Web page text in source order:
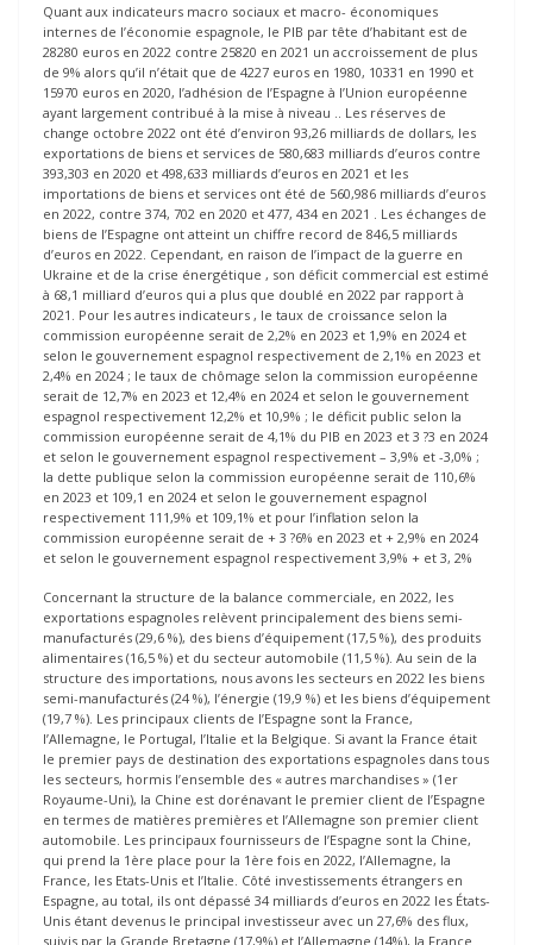
Quant aux indicateurs macro sociaux et macro- économiques
internes de l’économie espagnole, le PIB par tête d’habitant est de
28280 euros en 2022 contre 25820 en 2021 un accroissement de plus
de 9% alors qu’il n’était que de 4227 euros en 1980, 10331 en 1990 et
15970 euros en 2020, l’adhésion de l’Espagne à l’Union européenne
ayant largement contribué à la mise à niveau .. Les réserves de
change octobre 2022 ont été d’environ 93,26 milliards de dollars, les
exportations de biens et services de 580,683 milliards d’euros contre
393,303 en 2020 et 498,633 milliards d’euros en 2021 et les
importations de biens et services ont été de 560,986 milliards d’euros
en 2022, contre 374, 702 en 2020 et 477, 434 en 2021 . Les échanges de
biens de l’Espagne ont atteint un chiffre record de 846,5 milliards
d’euros en 2022. Cependant, en raison de l’impact de la guerre en
Ukraine et de la crise énergétique , son déficit commercial est estimé
à 68,1 milliard d’euros qui a plus que doublé en 2022 par rapport à
2021. Pour les autres indicateurs , le taux de croissance selon la
commission européenne serait de 2,2% en 2023 et 1,9% en 2024 et
selon le gouvernement espagnol respectivement de 2,1% en 2023 et
2,4% en 2024 ; le taux de chômage selon la commission européenne
serait de 12,7% en 2023 et 12,4% en 2024 et selon le gouvernement
espagnol respectivement 12,2% et 10,9% ; le déficit public selon la
commission européenne serait de 4,1% du PIB en 2023 et 3 ?3 en 2024
et selon le gouvernement espagnol respectivement – 3,9% et -3,0% ;
la dette publique selon la commission européenne serait de 110,6%
en 2023 et 109,1 en 2024 et selon le gouvernement espagnol
respectivement 111,9% et 109,1% et pour l’inflation selon la
commission européenne serait de + 3 ?6% en 2023 et + 2,9% en 2024
et selon le gouvernement espagnol respectivement 3,9% + et 3, 2%
Concernant la structure de la balance commerciale, en 2022, les
exportations espagnoles relèvent principalement des biens semi-
manufacturés (29,6 %), des biens d’équipement (17,5 %), des produits
alimentaires (16,5 %) et du secteur automobile (11,5 %). Au sein de la
structure des importations, nous avons les secteurs en 2022 les biens
semi-manufacturés (24 %), l’énergie (19,9 %) et les biens d’équipement
(19,7 %). Les principaux clients de l’Espagne sont la France,
l’Allemagne, le Portugal, l’Italie et la Belgique. Si avant la France était
le premier pays de destination des exportations espagnoles dans tous
les secteurs, hormis l’ensemble des « autres marchandises » (1er
Royaume-Uni), la Chine est dorénavant le premier client de l’Espagne
en termes de matières premières et l’Allemagne son premier client
automobile. Les principaux fournisseurs de l’Espagne sont la Chine,
qui prend la 1ère place pour la 1ère fois en 2022, l’Allemagne, la
France, les Etats-Unis et l’Italie. Côté investissements étrangers en
Espagne, au total, ils ont dépassé 34 milliards d’euros en 2022 les États-
Unis étant devenus le principal investisseur avec un 27,6% des flux,
suivis par la Grande Bretagne (17,9%) et l’Allemagne (14%), la France